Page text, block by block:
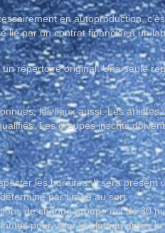
en autoproduction,
lié par un contrat financier à un
répertoire original. Une seule
les lieux aussi. Les
Les groupes inscrits
les horaires. Il sera présent
par tirage au sort.
de chaque groupe est de 30
pour vider le plateau après